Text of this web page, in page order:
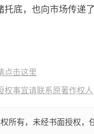
托底，也向市场传递
点击这里
权事宜请联系原著作权人
所有，未经书面授权，